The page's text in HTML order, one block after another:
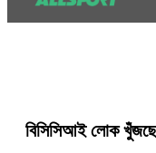
বিসিসিআই লোক খুঁজছে,